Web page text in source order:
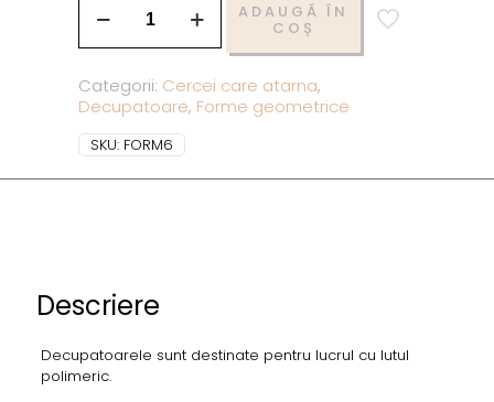
ADAUGĂ ÎN
COȘ
Categorii: Cercei care atarna,
Decupatoare, Forme geometrice
SKU: FORM6
Descriere
Decupatoarele sunt destinate pentru lucrul cu lutul
polimeric.